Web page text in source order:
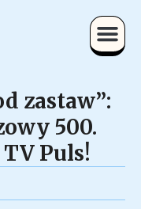
zastaw”:
500.
Puls!